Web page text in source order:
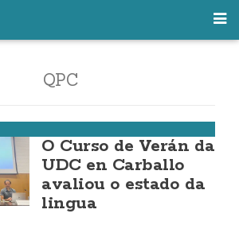
QPC
O Curso de Verán da
UDC en Carballo
avaliou o estado da
lingua